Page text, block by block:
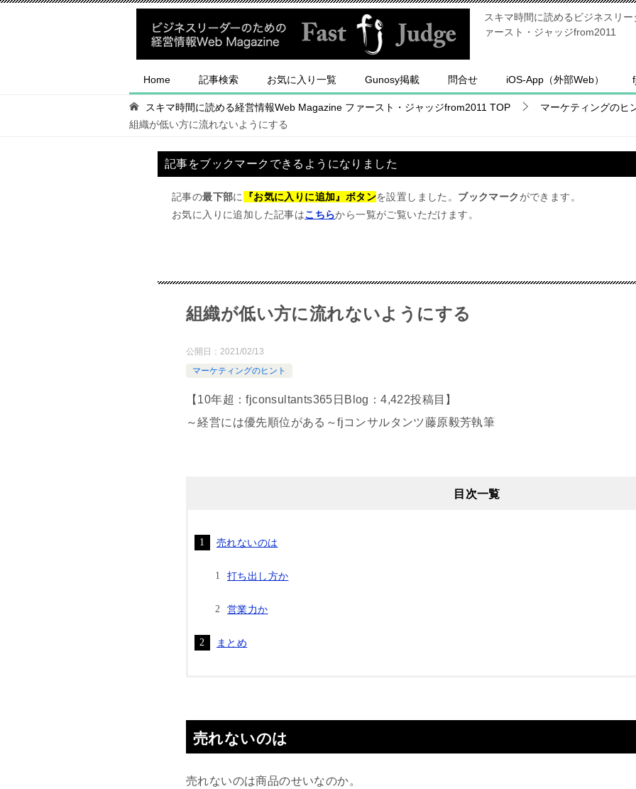
スキマ時間に読めるビジネスリ
ァースト・ジャッジfrom2011
Home 記事検索 お気に入り一覧 Gunosy掲載 問合せ iOS-App（外部Web）
スキマ時間に読める経営情報Web Magazine ファースト・ジャッジfrom2011 TOP
マーケティングのヒ
組織が低い方に流れないようにする
記事をブックマークできるようになりました
記事の最下部に 『お気に入りに追加』ボタンを設置しました。 ブックマーク ができます。
お気に入りに追加した記事はこちらから一覧がご覧いただけます。
組織が低い方に流れないようにする
公開日： 2021/02/13
マーケティングのヒント
【10年超：fjconsultants365日Blog：4,422投稿目】
～経営には優先順位がある～fjコンサルタンツ藤原毅芳執筆
目次一覧
売れないのは
打ち出し方か
営業力か
まとめ
売れないのは
売れないのは商品のせいなのか。